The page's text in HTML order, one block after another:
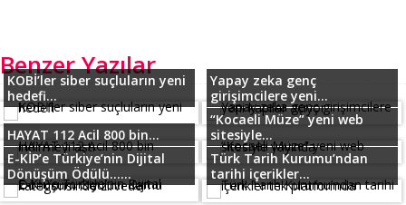
Benzer Yazılar
KOBİ’ler siber suçluların yeni
hedefi...
Yapay zeka genç
girişimcilere yeni...
HAYAT 112 Acil 800 bin...
“Kocaeli Müze” yeni web
sitesiyle...
E-KİP’e Türkiye’nin Dijital
Dönüşüm Ödülü…...
Türk Tarih Kurumu’ndan
tarihi içerikler...